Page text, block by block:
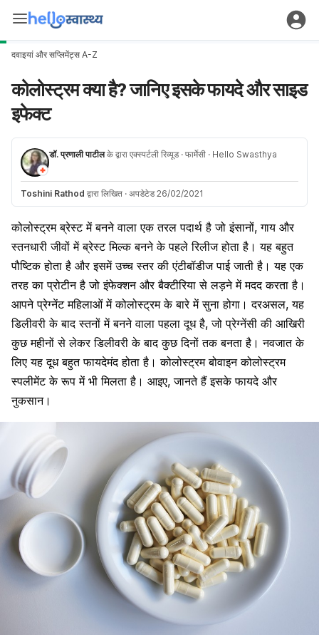
दवाइयां और सप्लिमेंट्स A-Z
कोलोस्ट्रम क्या है? जानिए इसके फायदे और साइड
इफेक्ट
डॉ. प्रणाली पाटीलके द्वारा एक्स्पर्टली रिव्यूड · फार्मेसी · Hello Swasthya
Toshini Rathod द्वारा लिखित · अपडेटेड 26/02/2021
कोलोस्ट्रम ब्रेस्ट में बनने वाला एक तरल पदार्थ है जो इंसानों, गाय और
स्तनधारी जीवों में ब्रेस्ट मिल्क बनने के पहले रिलीज होता है। यह बहुत
पौष्टिक होता है और इसमें उच्च स्तर की एंटीबॉडीज पाई जाती है। यह एक
तरह का प्रोटीन है जो इंफेक्शन और बैक्टीरिया से लड़ने में मदद करता है।
आपने प्रेग्नेंट महिलाओं में कोलोस्ट्रम के बारे में सुना होगा। दरअसल, यह
डिलीवरी के बादस्तनों में बनने वाला पहला दूध है, जो प्रेग्नेंसी की आखिरी
कुछ महीनों से लेकर डिलीवरी के बाद कुछ दिनों तक बनता है। नवजात के
लिए यह दूध बहुत फायदेमंद होता है। कोलोस्ट्रम बोवाइन कोलोस्ट्रम
स्पलीमेंट के रूप में भी मिलता है। आइए, जानते हैं इसके फायदे और
नुकसान।